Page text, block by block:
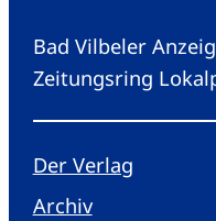
Bad Vilbeler
Zeitungsring
Der Verlag
Archiv